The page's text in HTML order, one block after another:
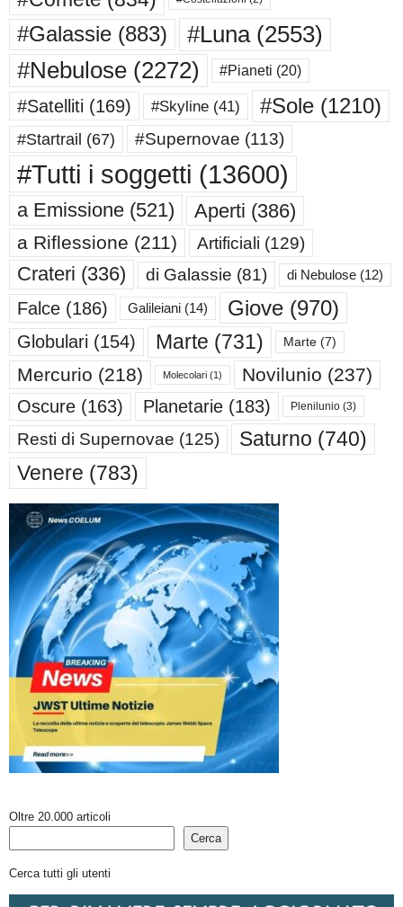
#Galassie (883) #Luna(2553)
#Nebulose (2272) #Pianeti (20)
#Satelliti (169) #Skyline (41) #Sole (1210)
#Startrail (67) #Supernovae (113)
#Tutti i soggetti (13600)
a Emissione (521) Aperti (386)
a Riflessione (211) Artificiali (129)
Crateri (336) di Galassie (81) di Nebulose (12)
Falce (186) Galileiani (14) Giove (970)
Globulari (154) Marte (731) Marte (7)
Mercurio (218) Molecolari (1) Novilunio (237)
Oscure (163) Planetarie (183) Plenilunio (3)
Resti di Supernovae (125) Saturno (740)
Venere (783)
Oltre 20.000 articoli
Cerca
Cerca tutti gli utenti